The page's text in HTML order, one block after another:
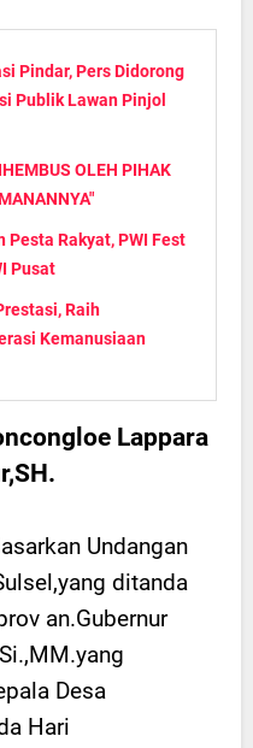
Pindar, Pers Didorong
Publik Lawan Pinjol
OLEH PIHAK
Rakyat, PWI Fest
Pusat
Raih
Kemanusiaan
Lappara
Undangan
ditanda
an.Gubernur
Desa
Hari